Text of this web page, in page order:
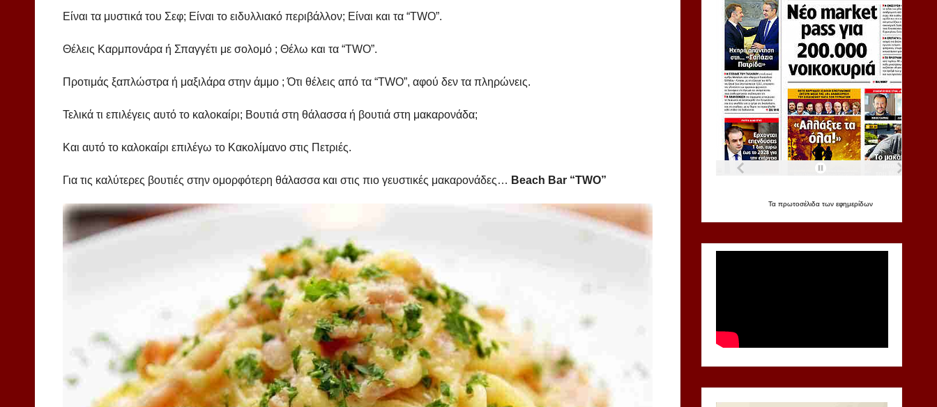
Είναι τα μυστικά του Σεφ; Είναι το ειδυλλιακό περιβάλλον; Είναι και τα “TWO”.
Θέλεις Καρμπονάρα ή Σπαγγέτι με σολομό ; Θέλω και τα “TWO”.
Προτιμάς ξαπλώστρα ή μαξιλάρα στην άμμο ; Ότι θέλεις από τα “ΤWO”, αφού δεν τα πληρώνεις.
Τελικά τι επιλέγεις αυτό το καλοκαίρι; Βουτιά στη θάλασσα ή βουτιά στη μακαρονάδα;
Και αυτό το καλοκαίρι επιλέγω το Κακολίμανο στις Πετριές.
Για τις καλύτερες βουτιές στην ομορφότερη θάλασσα και στις πιο γευστικές μακαρονάδες… Beach Bar “TWO”
Τα πρωτοσέλιδα των εφημερίδων